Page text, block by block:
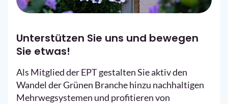
Unterstützen Sie uns und bewegen
Sie etwas!
Als Mitglied der EPT gestalten Sie aktiv den
Wandel der Grünen Branche hinzu nachhaltigen
Mehrwegsystemen und profitieren von